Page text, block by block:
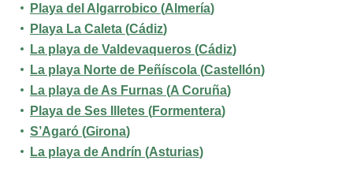
Playa del Algarrobico (Almería)
Playa La Caleta (Cádiz)
La playa de Valdevaqueros (Cádiz)
La playa Norte de Peñíscola (Castellón)
La playa de As Furnas (A Coruña)
Playa de Ses Illetes (Formentera)
S’Agaró (Girona)
La playa de Andrín (Asturias)